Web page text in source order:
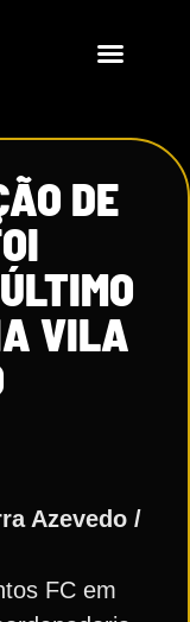
DE
VILA
Azevedo /
FC em